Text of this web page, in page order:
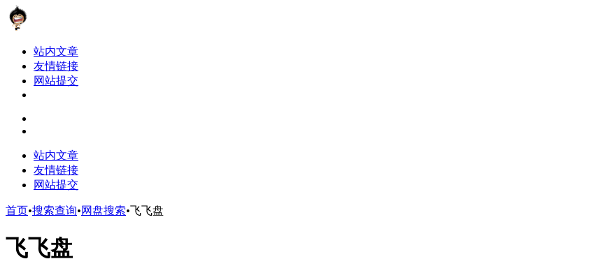
站内文章
友情链接
网站提交
站内文章
友情链接
网站提交
首页•搜索查询•网盘搜索•飞飞盘
飞飞盘